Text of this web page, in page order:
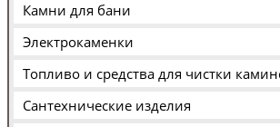
Камни для бани
Электрокаменки
Топливо и средства для чистки
Сантехнические изделия